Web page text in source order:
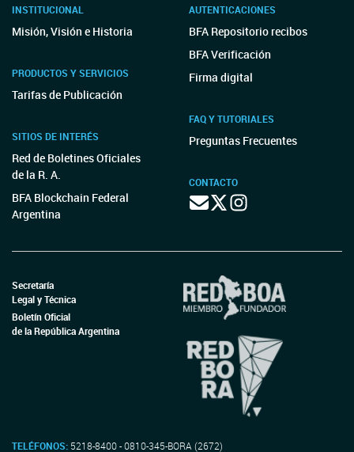
INSTITUCIONAL
Misión, Visión e Historia
PRODUCTOS Y SERVICIOS
Tarifas de Publicación
SITIOS DE INTERÉS
Red de Boletines Oficiales
de la R. A.
BFA Blockchain Federal
Argentina
AUTENTICACIONES
BFA Repositorio recibos
BFA Verificación
Firma digital
FAQ Y TUTORIALES
Preguntas Frecuentes
CONTACTO
Secretaría
Legal y Técnica
Boletín Oficial
de la República Argentina
TELÉFONOS: 5218-8400 - 0810-345-BORA (2672)